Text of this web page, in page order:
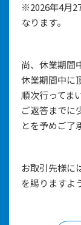
※2026年4月
なります。
尚、休業期間
休業期間中に
順次行ってま
ご返答までに
とを予めご了
お取引先様に
を賜りますよ